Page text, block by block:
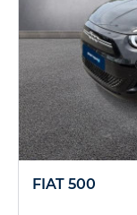
FIAT 500